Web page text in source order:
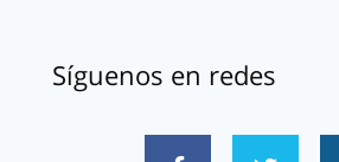
Síguenos en redes